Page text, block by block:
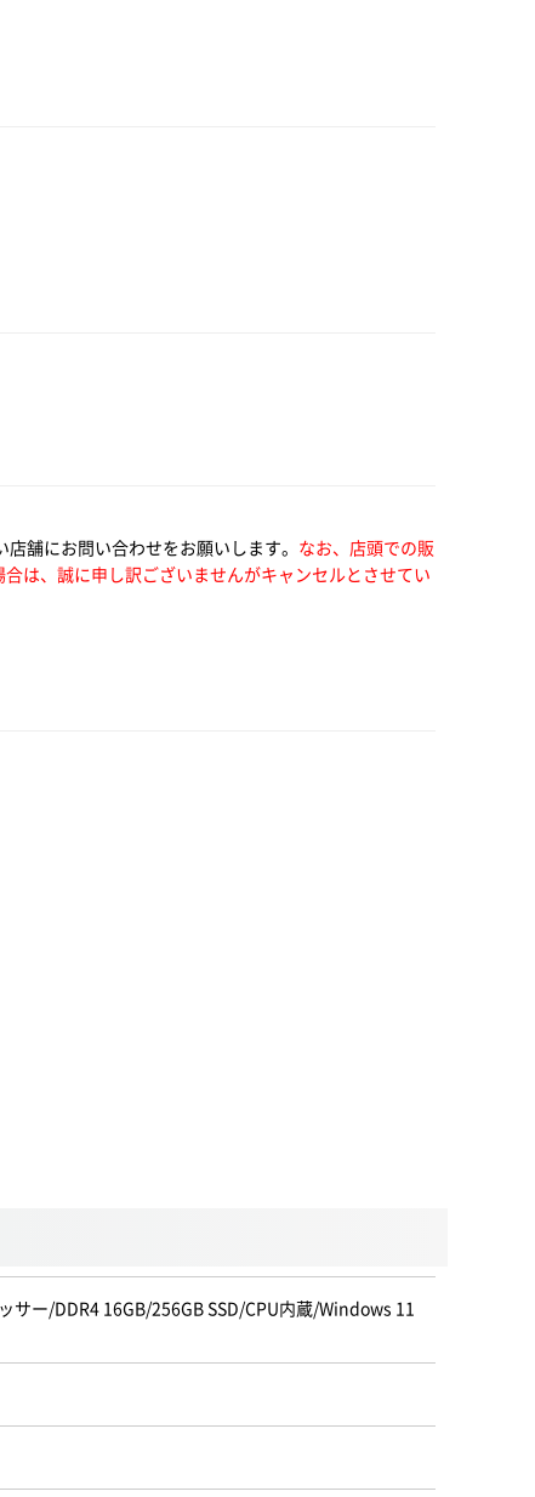
舗にお問い合わせをお願いします。 なお、店頭での販
は、誠に申し訳ございませんがキャンセルとさせてい
サー/DDR4 16GB/256GB SSD/CPU内蔵/Windows 11